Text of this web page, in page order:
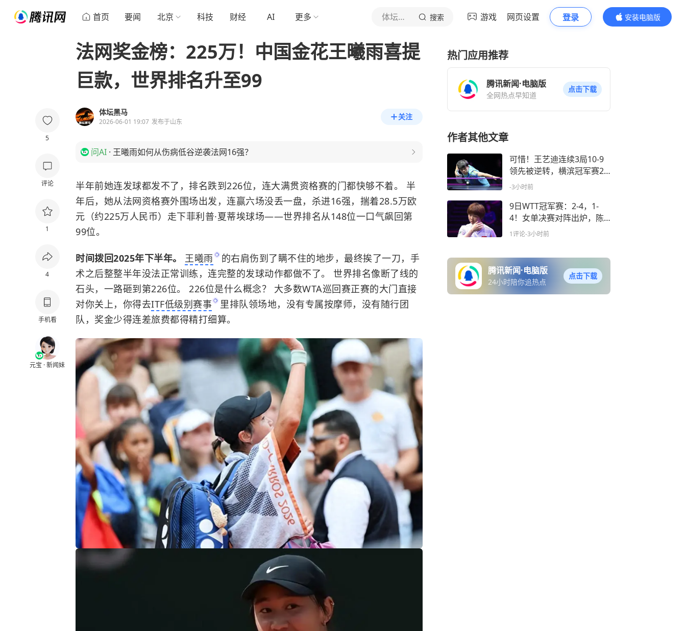
首页 要闻 北京 科技 财经 AI 更多 体坛黑马 搜索 游戏 网页设置 登录
安装电脑版
内容更精彩
5
评论
1
4
手机看
元宝 · 新闻妹
法网奖金榜：225万！中国金花王曦雨喜提
巨款，世界排名升至99
体坛黑马
2026-06-01 19:07 发布于山东
关注
问AI · 王曦雨如何从伤病低谷逆袭法网16强？
半年前她连发球都发不了，排名跌到226位，连大满贯资格赛的门都快够不着。 半
年后，她从法网资格赛外围场出发，连赢六场没丢一盘，杀进16强，揣着28.5万欧
元（约225万人民币）走下菲利普·夏蒂埃球场——世界排名从148位一口气飙回第
99位。
时间拨回2025年下半年。 王曦雨
的右肩伤到了瞒不住的地步，最终挨了一刀，手
术之后整整半年没法正常训练，连完整的发球动作都做不了。 世界排名像断了线的
石头，一路砸到第226位。 226位是什么概念？ 大多数WTA巡回赛正赛的大门直接
对你关上，你得去ITF低级别赛事
里排队领场地，没有专属按摩师，没有随行团
队，奖金少得连差旅费都得精打细算。
热门应用推荐
腾讯新闻·电脑版
全网热点早知道
点击下载
作者其他文章
可惜！王艺迪连续3局10-9
领先被逆转，横滨冠军赛2-
4不敌张本美和！
-3小时前
9日WTT冠军赛：2-4，1-
4！女单决赛对阵出炉，陈
幸同再战张本美和
1评论-3小时前
腾讯新闻·电脑版
24小时陪你追热点
点击下载